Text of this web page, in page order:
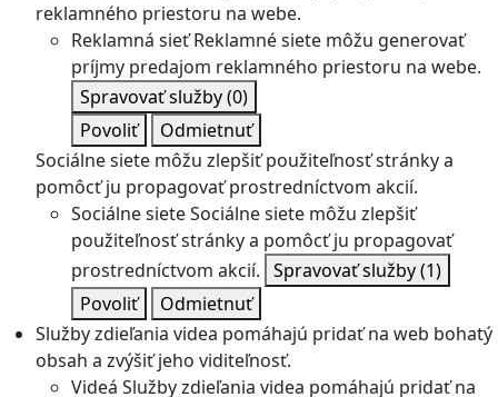
reklamného priestoru na webe.
Reklamná sieť Reklamné siete môžu generovať
príjmy predajom reklamného priestoru na webe.
Spravovať služby(0)
Povoliť
Odmietnuť
Sociálne siete môžu zlepšiť použiteľnosť stránky a
pomôcť ju propagovať prostredníctvom akcií.
Sociálne sieteSociálne siete môžu zlepšiť
použiteľnosť stránky a pomôcť ju propagovať
prostredníctvom akcií. Spravovať služby(1)
Povoliť
Odmietnuť
Služby zdieľania videa pomáhajú pridať na web bohatý
obsah a zvýšiť jeho viditeľnosť.
Videá Služby zdieľania videa pomáhajú pridať na